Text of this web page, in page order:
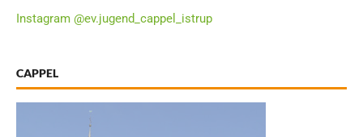
Instagram @ev.jugend_cappel_istrup
CAPPEL